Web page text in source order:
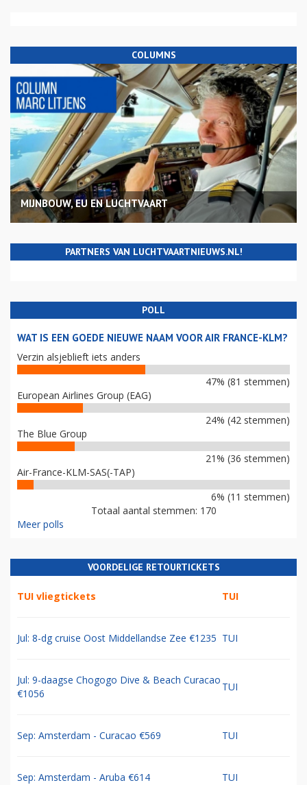
COLUMNS
MIJNBOUW, EU EN LUCHTVAART
PARTNERS VAN LUCHTVAARTNIEUWS.NL!
POLL
WAT IS EEN GOEDE NIEUWE NAAM VOOR AIR FRANCE-KLM?
Verzin alsjeblieft iets anders
47% (81 stemmen)
European Airlines Group (EAG)
24% (42 stemmen)
The Blue Group
21% (36 stemmen)
Air-France-KLM-SAS(-TAP)
6% (11 stemmen)
Totaal aantal stemmen: 170
Meer polls
VOORDELIGE RETOURTICKETS
TUI vliegtickets TUI
Jul: 8-dg cruise Oost Middellandse Zee €1235 TUI
Jul: 9-daagse Chogogo Dive & Beach Curacao
€1056
TUI
Sep: Amsterdam - Curacao €569 TUI
Sep: Amsterdam - Aruba €614 TUI